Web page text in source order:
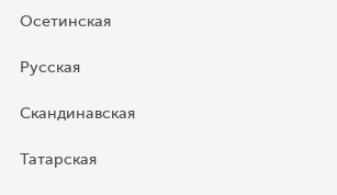
Осетинская
Русская
Скандинавская
Татарская